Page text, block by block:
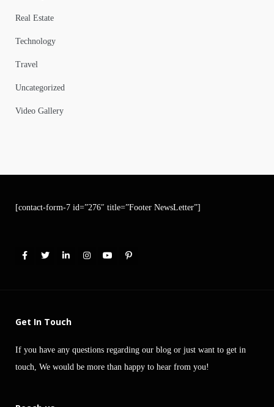
Real Estate
Technology
Travel
Uncategorized
Video Gallery
[contact-form-7 id=”276″ title=”Footer NewsLetter”]
Get In Touch
If you have any questions regarding our blog or just want to get in
touch, We would be more than happy to hear from you!